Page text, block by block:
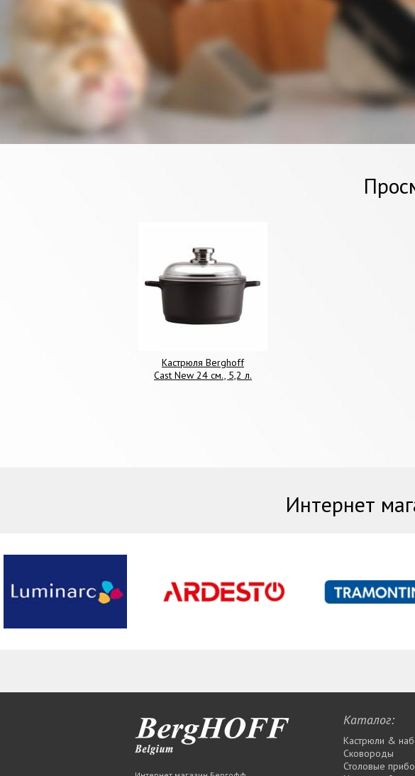
Кастрюля Berghoff Cast
New 28 см., 7,7 л.
2659 грн
Кастрюля
New 24 см., 7,7 л.
2249 грн
Кастрюля Berghoff
Cast New 24 см., 5,2 л.
Интернет
Каталог:
Кастрюли &
Сковороды
Столовые